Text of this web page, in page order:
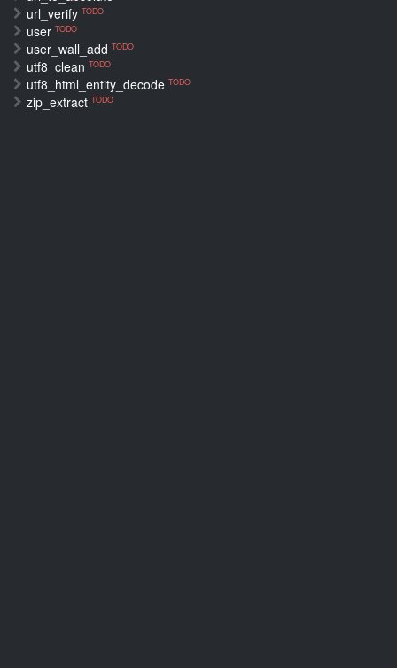
url_verify TODO
user TODO
user_wall_add TODO
utf8_clean TODO
utf8_html_entity_decode TODO
zip_extract TODO